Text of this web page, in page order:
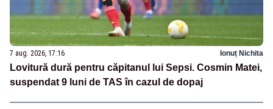
7 aug. 2026, 17:16 Ionuț Nichita
Lovitură dură pentru căpitanul lui Sepsi. Cosmin Matei,
suspendat 9 luni de TAS în cazul de dopaj